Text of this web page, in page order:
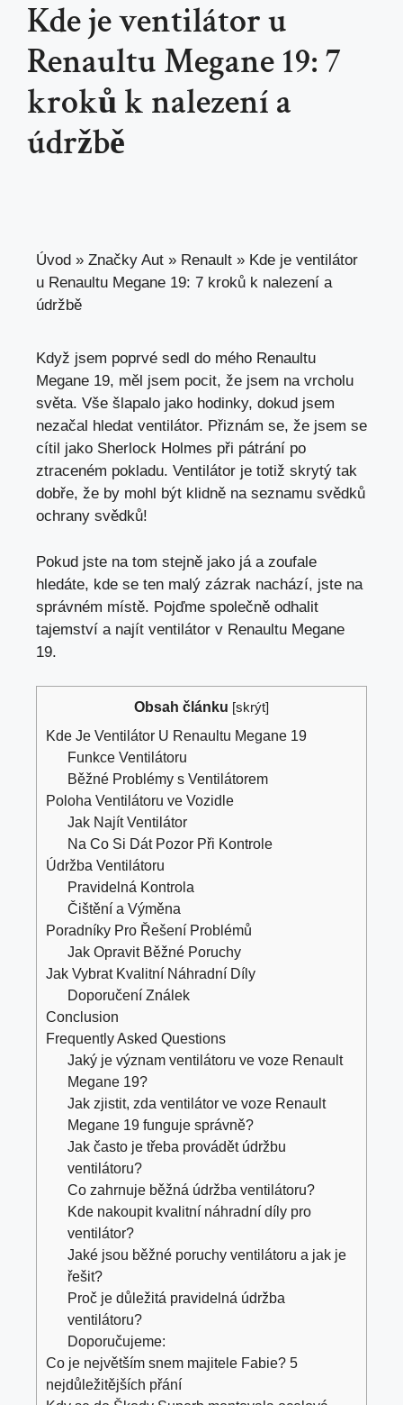
Kde je ventilátor u
Renaultu Megane 19: 7
kroků k nalezení a
údržbě
Úvod » Značky Aut » Renault » Kde je ventilátor
u Renaultu Megane 19: 7 kroků k nalezení a
údržbě
Když jsem poprvé sedl do mého Renaultu
Megane 19, měl jsem pocit, že jsem na vrcholu
světa. Vše šlapalo jako hodinky, dokud jsem
nezačal hledat ventilátor. Přiznám se, že jsem se
cítil jako Sherlock Holmes při pátrání po
ztraceném pokladu. Ventilátor je totiž skrytý tak
dobře, že by mohl být klidně na seznamu svědků
ochrany svědků!
Pokud jste na tom stejně jako já a zoufale
hledáte, kde se ten malý zázrak nachází, jste na
správném místě. Pojďme společně odhalit
tajemství a najít ventilátor v Renaultu Megane
19.
Obsah článku [skrýt]
Kde Je Ventilátor U Renaultu Megane 19
Funkce Ventilátoru
Běžné Problémy s Ventilátorem
Poloha Ventilátoru ve Vozidle
Jak Najít Ventilátor
Na Co Si Dát Pozor Při Kontrole
Údržba Ventilátoru
Pravidelná Kontrola
Čištění a Výměna
Poradníky Pro Řešení Problémů
Jak Opravit Běžné Poruchy
Jak Vybrat Kvalitní Náhradní Díly
Doporučení Ználek
Conclusion
Frequently Asked Questions
Jaký je význam ventilátoru ve voze Renault
Megane 19?
Jak zjistit, zda ventilátor ve voze Renault
Megane 19 funguje správně?
Jak často je třeba provádět údržbu
ventilátoru?
Co zahrnuje běžná údržba ventilátoru?
Kde nakoupit kvalitní náhradní díly pro
ventilátor?
Jaké jsou běžné poruchy ventilátoru a jak je
řešit?
Proč je důležitá pravidelná údržba
ventilátoru?
Doporučujeme:
Co je největším snem majitele Fabie? 5
nejdůležitějších přání